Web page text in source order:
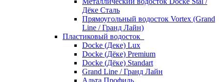
Дёке Сталь
Прямоугольный водосток Vortex (Grand
Line / Гранд Лайн)
Пластиковый водосток
Docke (Деке) Lux
Docke (Дёке) Premium
Docke (Дёке) Standart
Grand Line / Гранд Лайн
Альта Профиль